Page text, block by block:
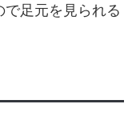
足元を見られる